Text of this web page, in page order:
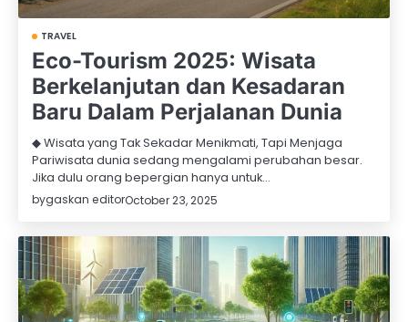
TRAVEL
Eco-Tourism 2025: Wisata
Berkelanjutan dan Kesadaran
Baru Dalam Perjalanan Dunia
◆ Wisata yang Tak Sekadar Menikmati, Tapi Menjaga
Pariwisata dunia sedang mengalami perubahan besar.
Jika dulu orang bepergian hanya untuk…
bygaskan editorOctober 23, 2025